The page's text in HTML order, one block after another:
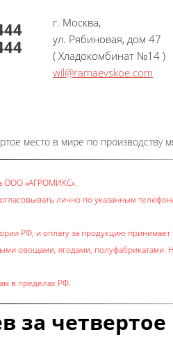
г. Москва,
ул. Рябиновая, дом 47
( Хладокомбинат №14 )
wil@ramaevskoe.com
место в мире по производству
ООО «АГРОМИКС».
лично по указанным
РФ, и оплату за продукцию принимает
овощами, ягодами,
в пределах РФ.
за